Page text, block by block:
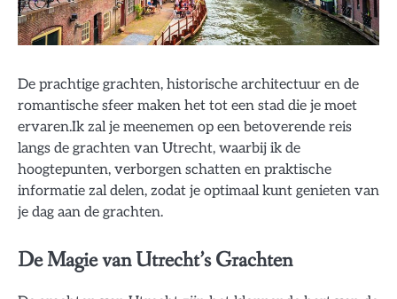
De prachtige grachten, historische architectuur en de
romantische sfeer maken het tot een stad die je moet
ervaren.Ik zal je meenemen op een betoverende reis
langs de grachten van Utrecht, waarbij ik de
hoogtepunten, verborgen schatten en praktische
informatie zal delen, zodat je optimaal kunt genieten van
je dag aan de grachten.
De Magie van Utrecht’s Grachten